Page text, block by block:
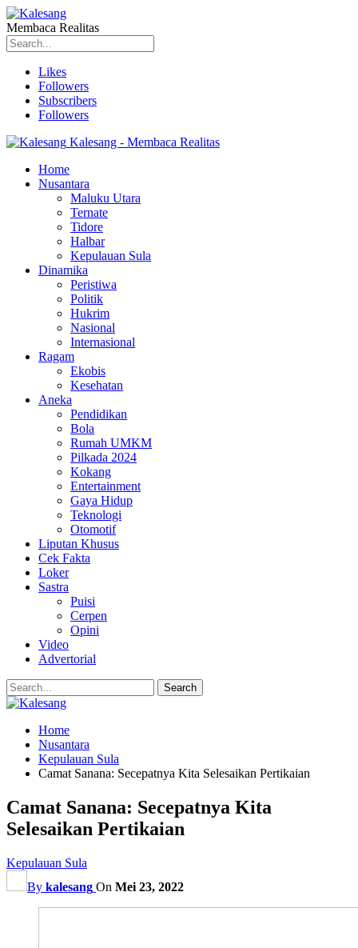
Membaca Realitas
Likes
Followers
Subscribers
Followers
Kalesang - Membaca Realitas
Home
Nusantara
Maluku Utara
Ternate
Tidore
Halbar
Kepulauan Sula
Dinamika
Peristiwa
Politik
Hukrim
Nasional
Internasional
Ragam
Ekobis
Kesehatan
Aneka
Pendidikan
Bola
Rumah UMKM
Pilkada 2024
Kokang
Entertainment
Gaya Hidup
Teknologi
Otomotif
Liputan Khusus
Cek Fakta
Loker
Sastra
Puisi
Cerpen
Opini
Video
Advertorial
Home
Nusantara
Kepulauan Sula
Camat Sanana: Secepatnya Kita Selesaikan Pertikaian
Camat Sanana: Secepatnya Kita
Selesaikan Pertikaian
Kepulauan Sula
By kalesang On Mei 23, 2022